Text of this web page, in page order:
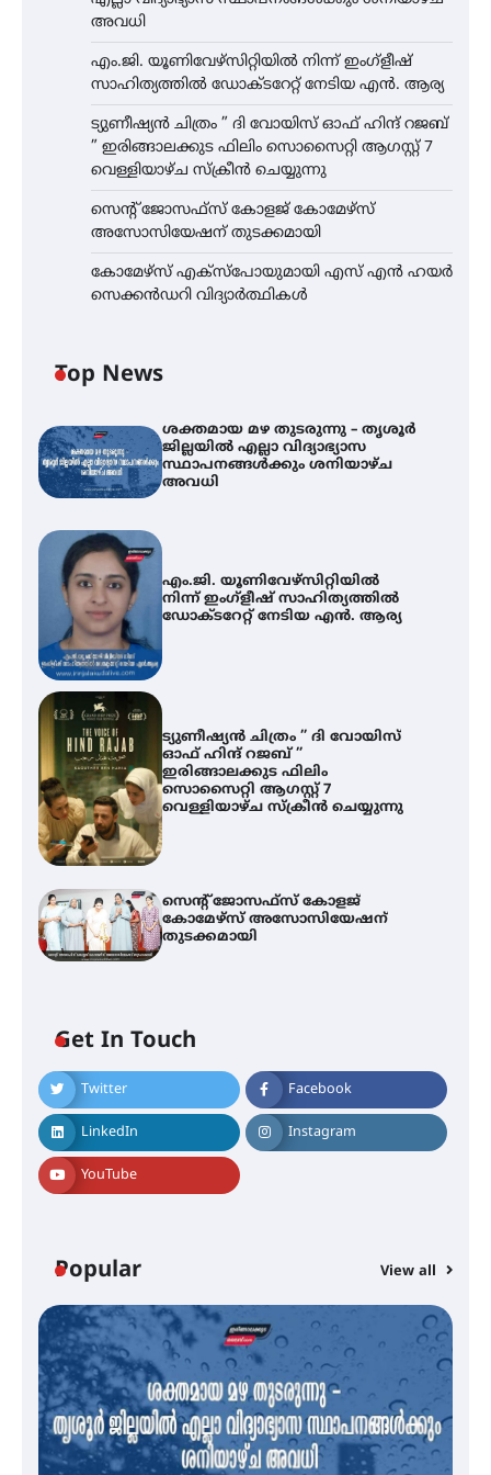
അവധി
എം.ജി. യൂണിവേഴ്‌സിറ്റിയിൽ നിന്ന് ഇംഗ്ളീഷ്
സാഹിത്യത്തിൽ ഡോക്ടറേറ്റ് നേടിയ എൻ. ആര്യ
ട്യുണീഷ്യൻ ചിത്രം ” ദി വോയിസ് ഓഫ് ഹിന്ദ് റജബ്
” ഇരിങ്ങാലക്കുട ഫിലിം സൊസൈറ്റി ആഗസ്റ്റ് 7
വെള്ളിയാഴ്ച സ്‌ക്രീൻ ചെയ്യുന്നു
സെന്റ് ജോസഫ്സ് കോളജ് കോമേഴ്‌സ്
അസോസിയേഷന് തുടക്കമായി
കോമേഴ്സ് എക്സ്പോയുമായി എസ് എൻ ഹയർ
സെക്കൻഡറി വിദ്യാർത്ഥികൾ
Top News
ശക്തമായ മഴ തുടരുന്നു – തൃശൂർ
ജില്ലയിൽ എല്ലാ വിദ്യാഭ്യാസ
സ്ഥാപനങ്ങൾക്കും ശനിയാഴ്ച
അവധി
എം.ജി. യൂണിവേഴ്‌സിറ്റിയിൽ
നിന്ന് ഇംഗ്ളീഷ് സാഹിത്യത്തിൽ
ഡോക്ടറേറ്റ് നേടിയ എൻ. ആര്യ
ട്യുണീഷ്യൻ ചിത്രം ” ദി വോയിസ്
ഓഫ് ഹിന്ദ് റജബ് ”
ഇരിങ്ങാലക്കുട ഫിലിം
സൊസൈറ്റി ആഗസ്റ്റ് 7
വെള്ളിയാഴ്ച സ്‌ക്രീൻ ചെയ്യുന്നു
സെന്റ് ജോസഫ്സ് കോളജ്
കോമേഴ്‌സ് അസോസിയേഷന്
തുടക്കമായി
Get In Touch
Twitter Facebook
LinkedIn Instagram
YouTube
Popular View all
ഡോക്ടറേറ്റ് നേടിയ എൻ. ആര്യ
ട്യുണീഷ്യൻ ചിത്രം ” ദി വോയിസ്
ഓഫ് ഹിന്ദ് റജബ് ” ഇരിങ്ങാലക്കുട
ഫിലിം സൊസൈറ്റി ആഗസ്റ്റ് 7
വെള്ളിയാഴ്ച സ്‌ക്രീൻ ചെയ്യുന്നു
കോമേഴ്‌സ് അസോസിയേഷന്
കോമേഴ്സ് എക്സ്പോയുമായി
എസ് എൻ ഹയർ സെക്കൻഡറി
വിദ്യാർത്ഥികൾ